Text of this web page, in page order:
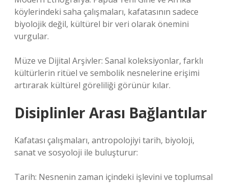
köylerindeki saha çalışmaları, kafatasının sadece
biyolojik değil, kültürel bir veri olarak önemini
vurgular.
Müze ve Dijital Arşivler: Sanal koleksiyonlar, farklı
kültürlerin ritüel ve sembolik nesnelerine erişimi
artırarak kültürel göreliliği görünür kılar.
Disiplinler Arası Bağlantılar
Kafatası çalışmaları, antropolojiyi tarih, biyoloji,
sanat ve sosyoloji ile buluşturur:
Tarih: Nesnenin zaman içindeki işlevini ve toplumsal